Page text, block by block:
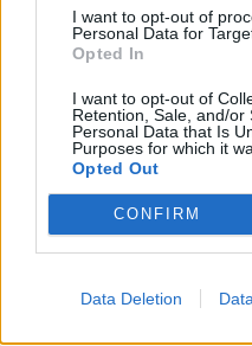
I want to opt-out of
Personal Data for
Opted In
I want to opt-out of
Retention, Sale, and/or
Personal Data that Is
Purposes for which it
Opted Out
CONFIRM
Data Deletion